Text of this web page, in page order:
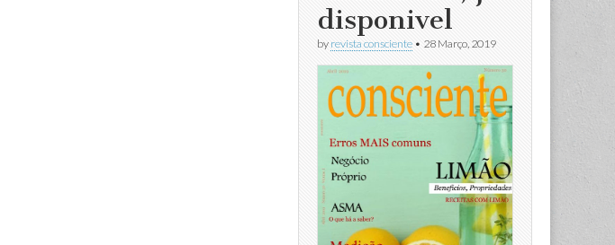
disponivel
by revista consciente • 28 Março, 2019